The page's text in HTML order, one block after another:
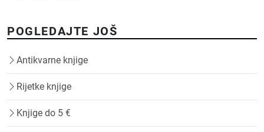
POGLEDAJTE JOŠ
Antikvarne knjige
Rijetke knjige
Knjige do 5 €